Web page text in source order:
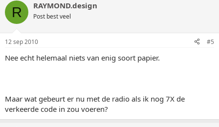
R RAYMOND.design
Post best veel
12 sep 2010 #5
Nee echt helemaal niets van enig soort papier.
Maar wat gebeurt er nu met de radio als ik nog 7X de
verkeerde code in zou voeren?